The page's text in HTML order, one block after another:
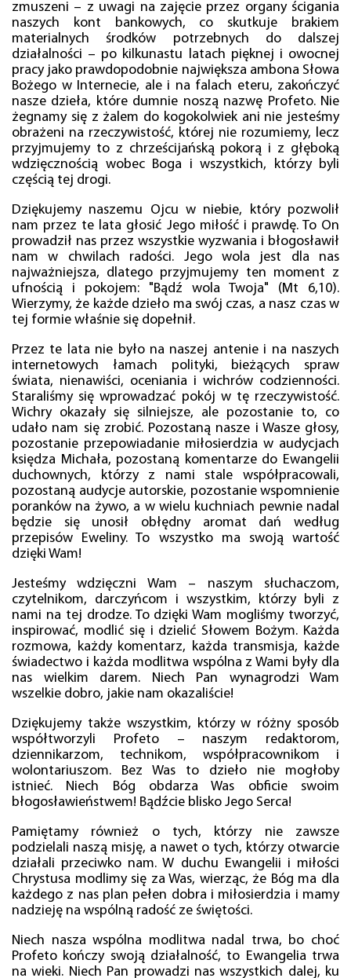
zmuszeni – z uwagi na zajęcie przez organy ścigania
naszych kont bankowych, co skutkuje brakiem
materialnych środków potrzebnych do dalszej
działalności – po kilkunastu latach pięknej i owocnej
pracy jako prawdopodobnie największa ambona Słowa
Bożego w Internecie, ale i na falach eteru, zakończyć
nasze dzieła, które dumnie noszą nazwę Profeto. Nie
żegnamy się z żalem do kogokolwiek ani nie jesteśmy
obrażeni na rzeczywistość, której nie rozumiemy, lecz
przyjmujemy to z chrześcijańską pokorą i z głęboką
wdzięcznością wobec Boga i wszystkich, którzy byli
częścią tej drogi.
Dziękujemy naszemu Ojcu w niebie, który pozwolił
nam przez te lata głosić Jego miłość i prawdę. To On
prowadził nas przez wszystkie wyzwania i błogosławił
nam w chwilach radości. Jego wola jest dla nas
najważniejsza, dlatego przyjmujemy ten moment z
ufnością i pokojem: "Bądź wola Twoja" (Mt 6,10).
Wierzymy, że każde dzieło ma swój czas, a nasz czas w
tej formie właśnie się dopełnił.
Przez te lata nie było na naszej antenie i na naszych
internetowych łamach polityki, bieżących spraw
świata, nienawiści, oceniania i wichrów codzienności.
Staraliśmy się wprowadzać pokój w tę rzeczywistość.
Wichry okazały się silniejsze, ale pozostanie to, co
udało nam się zrobić. Pozostaną nasze i Wasze głosy,
pozostanie przepowiadanie miłosierdzia w audycjach
księdza Michała, pozostaną komentarze do Ewangelii
duchownych, którzy z nami stale współpracowali,
pozostaną audycje autorskie, pozostanie wspomnienie
poranków na żywo, a w wielu kuchniach pewnie nadal
będzie się unosił obłędny aromat dań według
przepisów Eweliny. To wszystko ma swoją wartość
dzięki Wam!
Jesteśmy wdzięczni Wam – naszym słuchaczom,
czytelnikom, darczyńcom i wszystkim, którzy byli z
nami na tej drodze. To dzięki Wam mogliśmy tworzyć,
inspirować, modlić się i dzielić Słowem Bożym. Każda
rozmowa, każdy komentarz, każda transmisja, każde
świadectwo i każda modlitwa wspólna z Wami były dla
nas wielkim darem. Niech Pan wynagrodzi Wam
wszelkie dobro, jakie nam okazaliście!
Dziękujemy także wszystkim, którzy w różny sposób
współtworzyli Profeto – naszym redaktorom,
dziennikarzom, technikom, współpracownikom i
wolontariuszom. Bez Was to dzieło nie mogłoby
istnieć. Niech Bóg obdarza Was obficie swoim
błogosławieństwem! Bądźcie blisko Jego Serca!
Pamiętamy również o tych, którzy nie zawsze
podzielali naszą misję, a nawet o tych, którzy otwarcie
działali przeciwko nam. W duchu Ewangelii i miłości
Chrystusa modlimy się za Was, wierząc, że Bóg ma dla
każdego z nas plan pełen dobra i miłosierdzia i mamy
nadzieję na wspólną radość ze świętości.
Niech nasza wspólna modlitwa nadal trwa, bo choć
Profeto kończy swoją działalność, to Ewangelia trwa
na wieki. Niech Pan prowadzi nas wszystkich dalej, ku